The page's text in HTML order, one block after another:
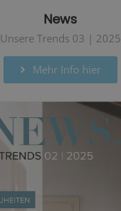
News
Unsere Trends 03 | 2025
Mehr Info hier